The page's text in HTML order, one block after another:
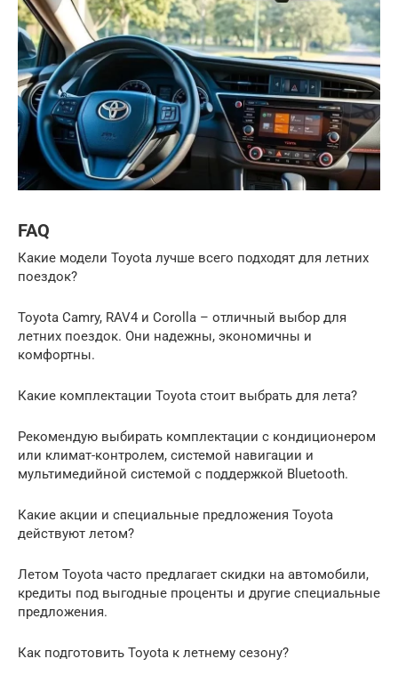
FAQ
Какие модели Toyota лучше всего подходят для летних
поездок?
Toyota Camry, RAV4 и Corolla – отличный выбор для
летних поездок. Они надежны, экономичны и
комфортны.
Какие комплектации Toyota стоит выбрать для лета?
Рекомендую выбирать комплектации с кондиционером
или климат-контролем, системой навигации и
мультимедийной системой с поддержкой Bluetooth.
Какие акции и специальные предложения Toyota
действуют летом?
Летом Toyota часто предлагает скидки на автомобили,
кредиты под выгодные проценты и другие специальные
предложения.
Как подготовить Toyota к летнему сезону?